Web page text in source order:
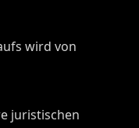
wird von
juristischen